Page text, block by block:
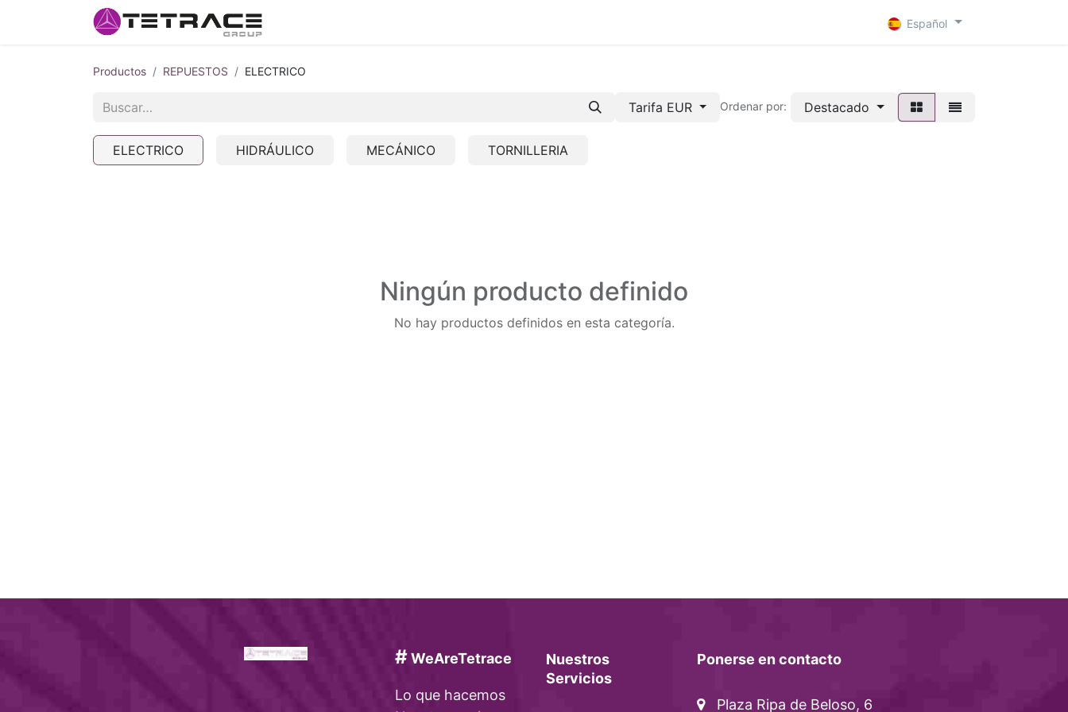
Español
Productos REPUESTOS ELECTRICO
Tarifa EUR Ordenar por: Destacado
ELECTRICO HIDRÁULICO MECÁNICO TORNILLERIA
Ningún producto definido
No hay productos definidos en esta categoría.
#WeAreTetrace
Lo que hacemos
Nuestros
Servicios
Ponerse en contacto
Plaza Ripa de Beloso, 6